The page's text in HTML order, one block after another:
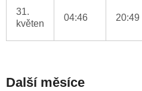
31.
květen
04:46 20:49
Další měsíce